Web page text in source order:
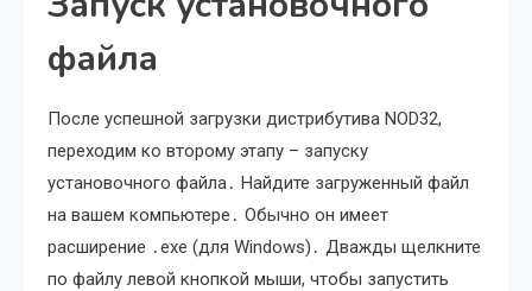
файла
После успешной загрузки дистрибутива NOD32,
переходим ко второму этапу – запуску
установочного файла․ Найдите загруженный файл
на вашем компьютере․ Обычно он имеет
расширение ․exe (для Windows)․ Дважды щелкните
по файлу левой кнопкой мыши, чтобы запустить